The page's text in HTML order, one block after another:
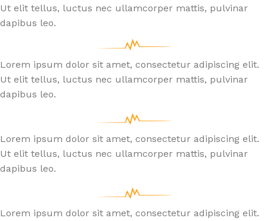
Ut elit tellus, luctus nec ullamcorper mattis, pulvinar
dapibus leo.
Lorem ipsum dolor sit amet, consectetur adipiscing elit.
Ut elit tellus, luctus nec ullamcorper mattis, pulvinar
dapibus leo.
Lorem ipsum dolor sit amet, consectetur adipiscing elit.
Ut elit tellus, luctus nec ullamcorper mattis, pulvinar
dapibus leo.
Lorem ipsum dolor sit amet, consectetur adipiscing elit.